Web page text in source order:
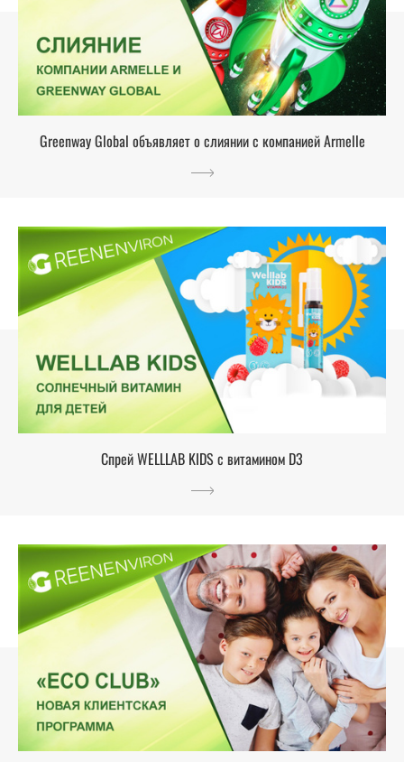
Greenway Global объявляет о слиянии с компанией Armelle
Спрей WELLLAB KIDS с витамином D3